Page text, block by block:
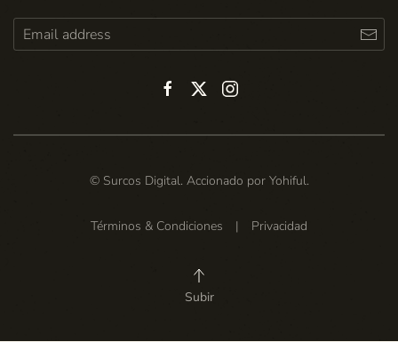
© Surcos Digital. Accionado por Yohiful.
Términos & Condiciones | Privacidad
Subir